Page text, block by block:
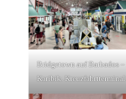
Bridgetown auf Barbados –
Karibik. Kreuzfahrtterminal